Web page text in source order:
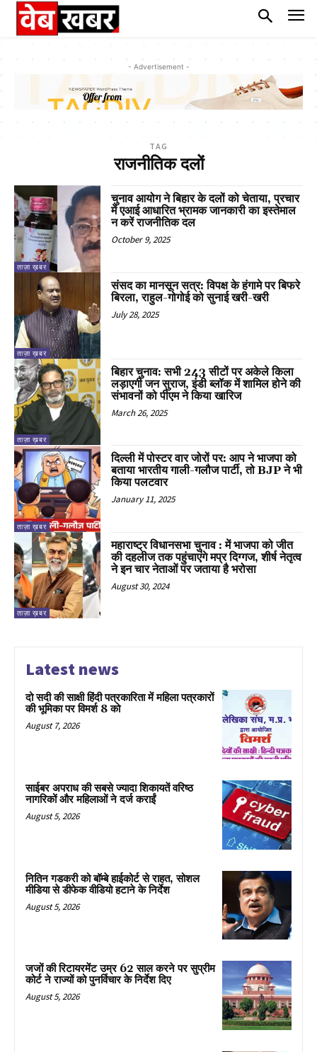
- Advertisement -
TAG
राजनीतिक दलों
ताज़ा ख़बर
चुनाव आयोग ने बिहार के दलों को चेताया, प्रचार
में एआई आधारित भ्रामक जानकारी का इस्तेमाल
न करें राजनीतिक दल
October 9, 2025
ताज़ा ख़बर
संसद का मानसून सत्र: विपक्ष के हंगामे पर बिफरे
बिरला, राहुल-गोगोई को सुनाई खरी-खरी
July 28, 2025
ताज़ा ख़बर
बिहार चुनाव: सभी 243 सीटों पर अकेले किला
लड़ाएगी जन सुराज, इंडी ब्लॉक में शामिल होने की
संभावनों को पीएम ने किया खारिज
March 26, 2025
ताज़ा ख़बर
दिल्ली में पोस्टर वार जोरों पर: आप ने भाजपा को
बताया भारतीय गाली-गलौज पार्टी, तो BJP ने भी
किया पलटवार
January 11, 2025
ताज़ा ख़बर
महाराष्ट्र विधानसभा चुनाव : में भाजपा को जीत
की दहलीज तक पहुंचाएंगे मप्र दिग्गज, शीर्ष नेतृत्व
ने इन चार नेताओं पर जताया है भरोसा
August 30, 2024
Latest news
दो सदी की साक्षी हिंदी पत्रकारिता में महिला पत्रकारों
की भूमिका पर विमर्श 8 को
August 7, 2026
साईबर अपराध की सबसे ज्यादा शिकायतें वरिष्ठ
नागरिकों और महिलाओं ने दर्ज कराईं
August 5, 2026
नितिन गडकरी को बॉम्बे हाईकोर्ट से राहत, सोशल
मीडिया से डीफेक वीडियो हटाने के निर्देश
August 5, 2026
जजों की रिटायरमेंट उम्र 62 साल करने पर सुप्रीम
कोर्ट ने राज्यों को पुनर्विचार के निर्देश दिए
August 5, 2026